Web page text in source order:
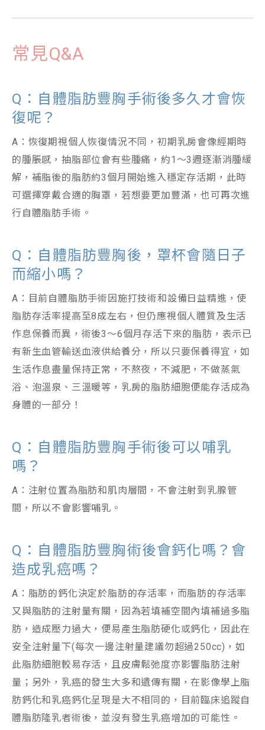
常見Q&A
Q：自體脂肪豐胸手術後多久才會恢
復呢？
A：恢復期視個人恢復情況不同，初期乳房會像經期時
的腫脹感，抽脂部位會有些腫痛，約1～3週逐漸消腫緩
解，補脂後的脂肪約3個月開始進入穩定存活期，此時
可選擇穿戴合適的胸罩，若想要更加豐滿，也可再次進
行自體脂肪手術。
Q：自體脂肪豐胸後，罩杯會隨日子
而縮小嗎？
A：目前自體脂肪手術因施打技術和設備日益精進，使
脂肪存活率提高至8成左右，但仍應視個人體質及生活
作息保養而異，術後3～6個月存活下來的脂肪，表示已
有新生血管輸送血液供給養分，所以只要保養得宜，如
生活作息盡量保持正常，不熬夜，不減肥，不做蒸氣
浴、泡溫泉、三溫暖等，乳房的脂肪細胞便能存活成為
身體的一部分！
Q：自體脂肪豐胸手術後可以哺乳
嗎？
A：注射位置為脂肪和肌肉層間，不會注射到乳腺管
間，所以不會影響哺乳。
Q：自體脂肪豐胸術後會鈣化嗎？會
造成乳癌嗎？
A：脂肪的鈣化決定於脂肪的存活率，而脂肪的存活率
又與脂肪的注射量有關，因為若填補空間內填補過多脂
肪，造成壓力過大，便易產生脂肪硬化或鈣化，因此在
安全注射量下(每次一邊注射量建議勿超過250cc)，如
此脂肪細胞較易存活，且皮膚鬆弛度亦影響脂肪注射
量；另外，乳癌的發生大多和遺傳有關，在影像學上脂
肪鈣化和乳癌鈣化呈現是大不相同的，目前臨床追蹤自
體脂肪隆乳者術後，並沒有發生乳癌增加的可能性。